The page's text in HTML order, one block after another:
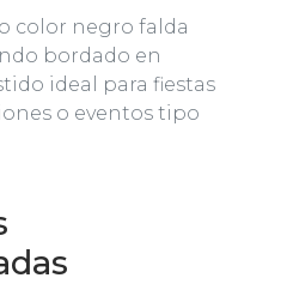
color negro falda
bordado en
ideal para fiestas
o eventos tipo